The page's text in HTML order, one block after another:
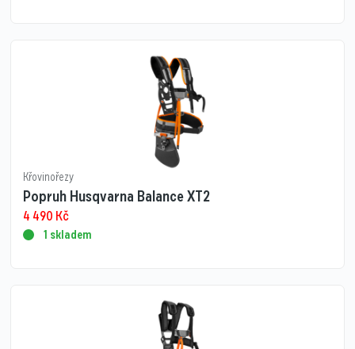
Křovinořezy
Popruh Husqvarna Balance XT2
4 490 Kč
1 skladem